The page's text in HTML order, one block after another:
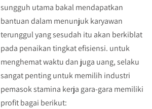
sungguh utama bakal mendapatkan
bantuan dalam menunjuk karyawan
terunggul yang sesudah itu akan berkiblat
pada penaikan tingkat efisiensi. untuk
menghemat waktu dan juga uang, selaku
sangat penting untuk memilih industri
pemasok stamina kerja gara-gara memiliki
profit bagai berikut: